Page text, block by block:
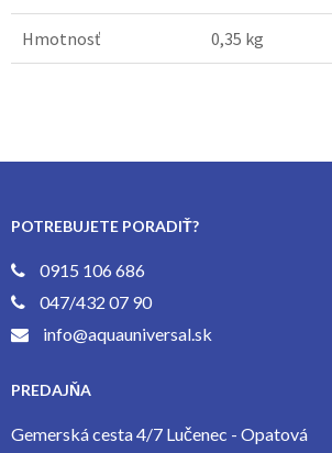
Hmotnosť 0,35 kg
POTREBUJETE PORADIŤ?
0915 106 686
047/432 07 90
info@aquauniversal.sk
PREDAJŇA
Gemerská cesta 4/7 Lučenec - Opatová